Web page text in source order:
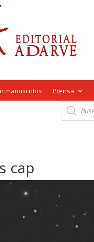
manuscritos Prensa
Búsqueda
de
productos
cap